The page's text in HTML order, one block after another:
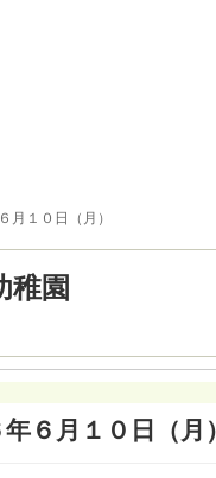
月１０日（月）
稚園
６月１０日（月